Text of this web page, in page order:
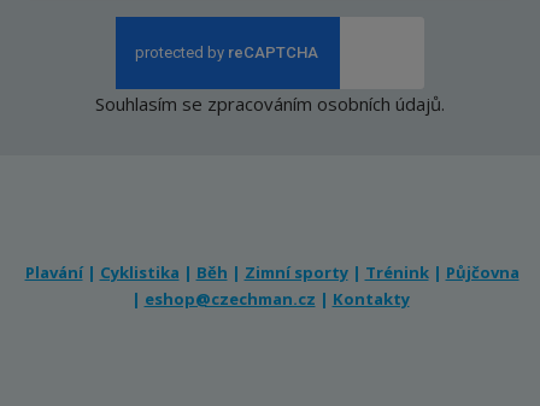
Souhlasím se zpracováním osobních údajů.
Plavání| Cyklistika | Běh | Zimní sporty | Trénink| Půjčovna
| eshop@czechman.cz | Kontakty